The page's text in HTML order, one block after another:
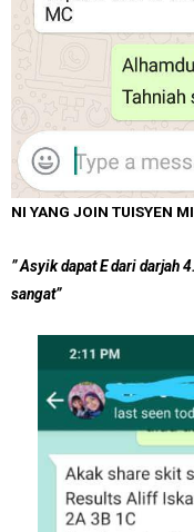
NI YANG JOIN TUISYEN
” Asyik dapat E dari darjah
sangat”